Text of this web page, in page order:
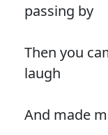
passing by
Then you
laugh
And made